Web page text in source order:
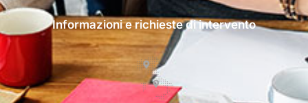
Informazioni e richieste di intervento